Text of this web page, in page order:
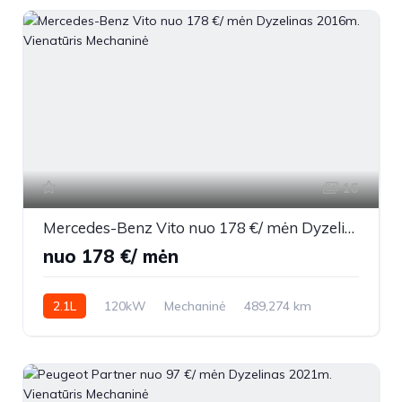
16
Mercedes-Benz Vito nuo 178 €/ mėn Dyzelinas 2016m. Vienatūris Mechaninė
nuo 178 €/ mėn
2.1L 120kW Mechaninė
489,274 km